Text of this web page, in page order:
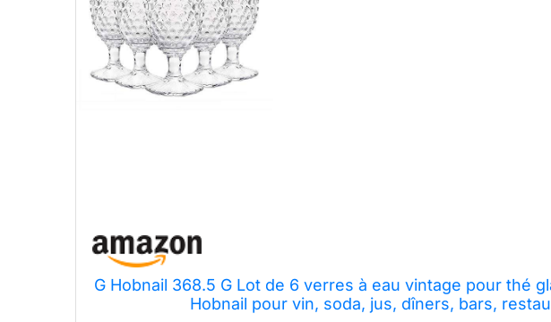
G Hobnail 368.5 G Lot de 6 verres à eau vintage pour thé
Hobnail pour vin, soda, jus, dîners, bars,